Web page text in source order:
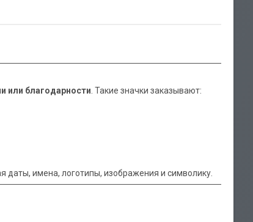
или благодарности . Такие значки заказывают:
даты, имена, логотипы, изображения и символику.